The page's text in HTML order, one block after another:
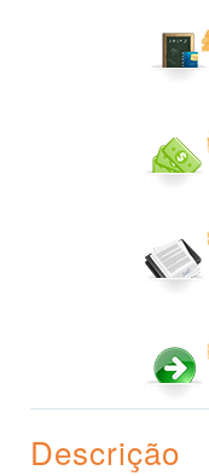
Descrição